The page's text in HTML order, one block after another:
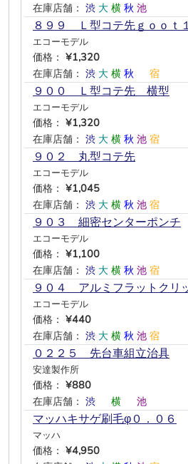
在庫店舗： 渋 大 横 秋 池
８９９ Ｌ型コテ先ｇｏｏｔ
エコーモデル
価格： ¥1,320
在庫店舗： 渋 大 横 秋 宿
９００ Ｌ型コテ先 横型
エコーモデル
価格： ¥1,320
在庫店舗： 渋 大 横 秋 池 宿
９０２ 丸型コテ先
エコーモデル
価格： ¥1,045
在庫店舗： 渋 大 横 秋 池 宿
９０３ 細密センターポンチ
エコーモデル
価格： ¥1,100
在庫店舗： 渋 大 横 秋 池 宿
９０４ アルミフラットクリ
エコーモデル
価格： ¥440
在庫店舗： 渋 大 横 秋 池 宿
０２２５ 先台車組立治具
安達製作所
価格： ¥880
在庫店舗： 渋 横 池
マッハキサゲ刷毛φ０．０６
マッハ
価格： ¥4,950